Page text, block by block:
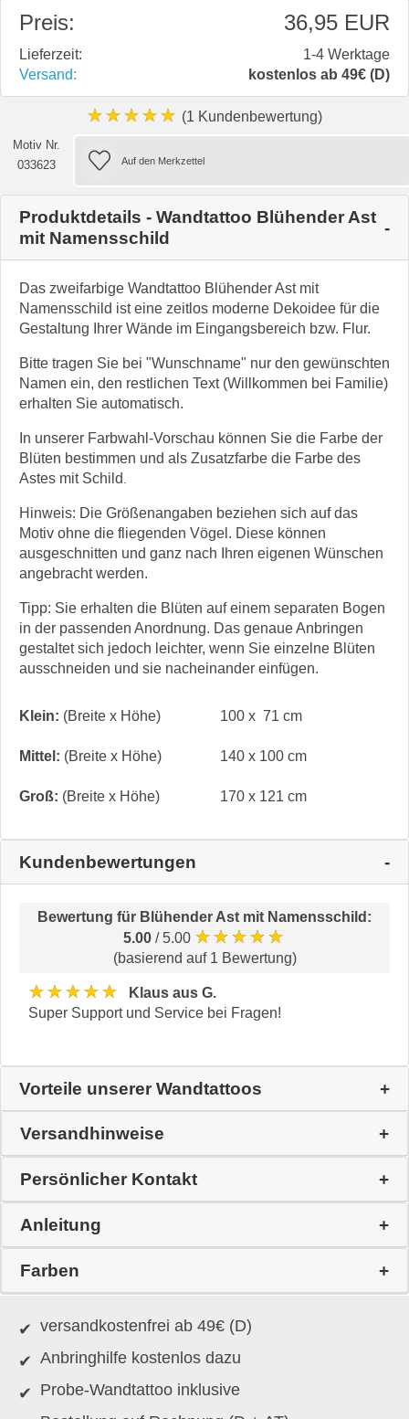
Preis: 36,95 EUR
Lieferzeit:
1-4 Werktage
Versand:
kostenlos ab 49€ (D)
★★★★★ (1 Kundenbewertung)
Motiv Nr.
033623
Produktdetails - Wandtattoo Blühender Ast
mit Namensschild
Das zweifarbige Wandtattoo Blühender Ast mit
Namensschild ist eine zeitlos moderne Dekoidee für die
Gestaltung Ihrer Wände im Eingangsbereich bzw. Flur.
Bitte tragen Sie bei "Wunschname" nur den gewünschten
Namen ein, den restlichen Text (Willkommen bei Familie)
erhalten Sie automatisch.
In unserer Farbwahl-Vorschau können Sie die Farbe der
Blüten bestimmen und als Zusatzfarbe die Farbe des
Astes mit Schild .
Hinweis: Die Größenangaben beziehen sich auf das
Motiv ohne die fliegenden Vögel. Diese können
ausgeschnitten und ganz nach Ihren eigenen Wünschen
angebracht werden.
Tipp: Sie erhalten die Blüten auf einem separaten Bogen
in der passenden Anordnung. Das genaue Anbringen
gestaltet sich jedoch leichter, wenn Sie einzelne Blüten
ausschneiden und sie nacheinander einfügen.
Klein: (Breite x Höhe) 100 x 71 cm
Mittel: (Breite x Höhe) 140 x 100 cm
Groß: (Breite x Höhe) 170 x 121 cm
Kundenbewertungen
Bewertung für Blühender Ast mit Namensschild :
5.00 / 5.00 ★★★★★
(basierend auf 1 Bewertung)
★★★★★
Klaus aus G.
Super Support und Service bei Fragen!
Vorteile unserer Wandtattoos
Versandhinweise
Persönlicher Kontakt
Anleitung
Farben
versandkostenfrei ab 49€ (D)
Anbringhilfe kostenlos dazu
Probe-Wandtattoo inklusive